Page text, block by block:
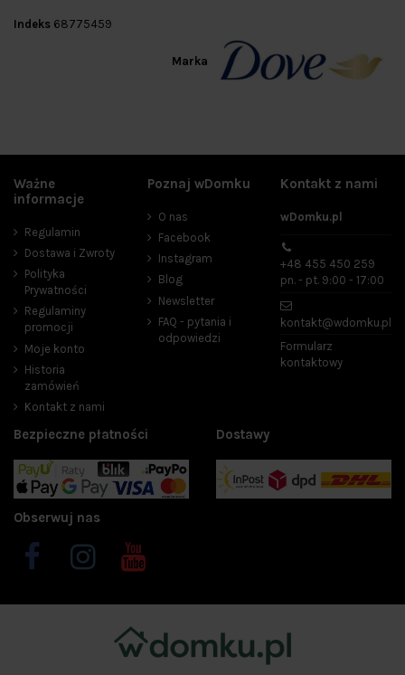
Marka
Indeks 68775459
Ważne
informacje
Regulamin
Dostawa i Zwroty
Polityka
Prywatności
Regulaminy
promocji
Moje konto
Historia
zamówień
Kontakt z nami
Poznaj wDomku
O nas
Facebook
Instagram
Blog
Newsletter
FAQ - pytania i
odpowiedzi
Kontakt z nami
wDomku.pl
+48 455 450 259
pn. - pt. 9:00 - 17:00
kontakt@wdomku.pl
Formularz
kontaktowy
Bezpieczne płatności Dostawy
Obserwuj nas